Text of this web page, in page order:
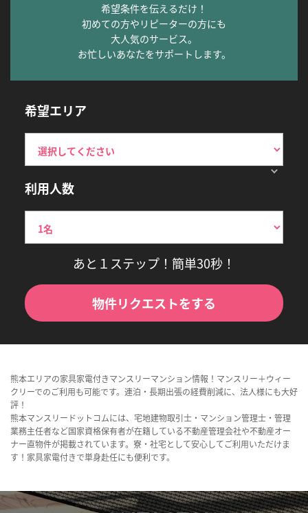
希望条件を伝えるだけ！
初めての方やリピーターの方にも
大人気のサービス。
お忙しいあなたをサポートします。
希望エリア
利用人数
あと１ステップ！簡単30秒！
物件リクエストをする
熊本エリアの家具家電付きマンスリーマンション情報！マンスリー＋ウィー
クリーでのご利用も可能です。連泊・長期出張の経費削減に、法人様にも大好
評！
熊本マンスリードットコムには、宅地建物取引士・マンション管理士・管理
業務主任者など国家資格保有者が在籍している不動産管理会社や不動産オー
ナー直物件が掲載されています。寮・社宅として安心してご利用いただけま
す！家具家電付きで単身赴任にも便利です。